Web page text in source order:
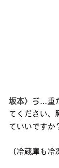
坂本〉
ゔ…重
てください
ていいですか
（冷蔵庫も冷